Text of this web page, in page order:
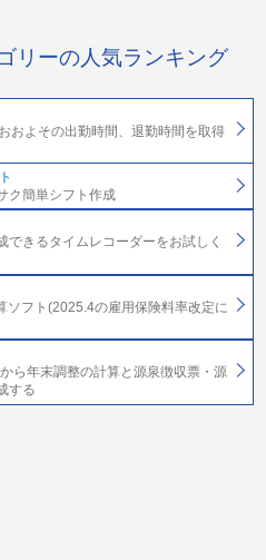
リーの人気ランキング
およその出勤時間、退勤時間を取得
ク簡単シフト作成
きるタイムレコーダーをお試しく
フト(2025.4の雇用保険料率改定に
ら年末調整の計算と源泉徴収票・源
する